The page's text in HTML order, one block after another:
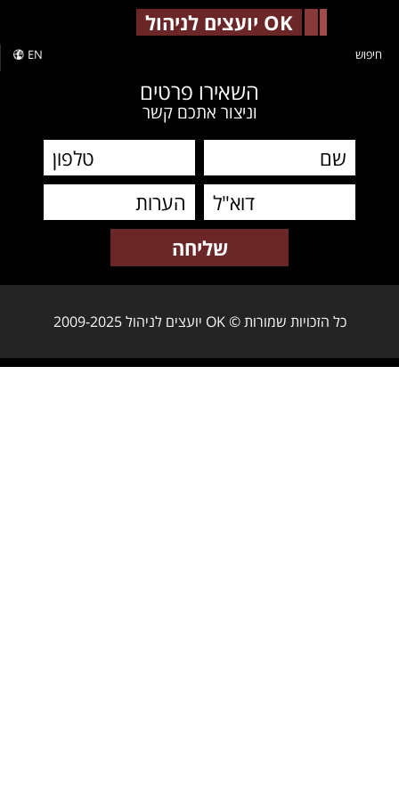
OK יועצים לניהול
EN חיפוש
השאירו פרטים
וניצור אתכם קשר
כל הזכויות שמורות © OK יועצים לניהול 2009-2025